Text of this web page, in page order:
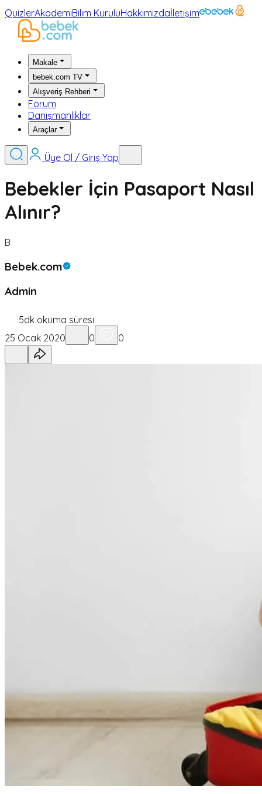
QuizlerAkademiBilim KuruluHakkımızdaİletişim
Makale
bebek.com TV
Alışveriş Rehberi
Forum
Danışmanlıklar
Araçlar
Üye Ol / Giriş Yap
Bebekler İçin Pasaport Nasıl
Alınır?
B
Bebek.com
Admin
5dk okuma süresi
25 Ocak 2020
0 0